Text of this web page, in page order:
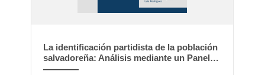
La identificación partidista de la población
salvadoreña: Análisis mediante un Panel
Electoral